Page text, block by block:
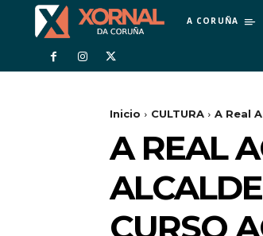
A CORUÑA
Inicio CULTURA A Real
A REAL
CURSO